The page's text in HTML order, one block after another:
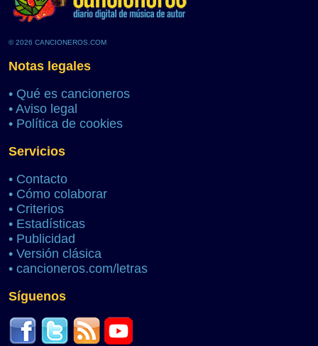
© 2026 CANCIONEROS.COM
Notas legales
• Qué es cancioneros
• Aviso legal
• Política de cookies
Servicios
• Contacto
• Cómo colaborar
• Criterios
• Estadísticas
• Publicidad
• Versión clásica
• cancioneros.com/letras
Síguenos